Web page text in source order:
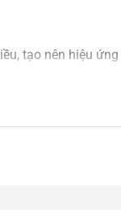
tạo nên hiệu
được vẻ đẹp bền